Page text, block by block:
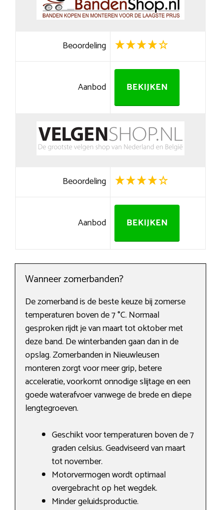
Beoordeling
Aanbod BEKIJKEN
Beoordeling
Aanbod BEKIJKEN
Wanneer zomerbanden?
De zomerband is de beste keuze bij zomerse
temperaturen boven de 7 °C. Normaal
gesproken rijdt je van maart tot oktober met
deze band. De winterbanden gaan dan in de
opslag. Zomerbanden in Nieuwleusen
monteren zorgt voor meer grip, betere
acceleratie, voorkomt onnodige slijtage en een
goede waterafvoer vanwege de brede en diepe
lengtegroeven.
Geschikt voor temperaturen boven de 7
graden celsius. Geadviseerd van maart
tot november.
Motorvermogen wordt optimaal
overgebracht op het wegdek.
Minder geluidsproductie.